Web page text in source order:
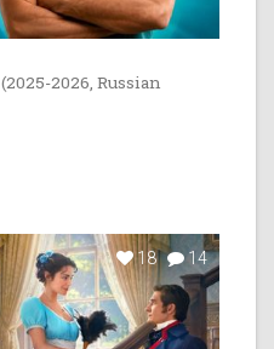
(2025-2026, Russian
18 14